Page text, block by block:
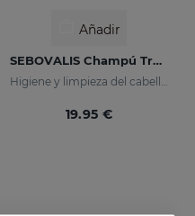
Añadir
SEBOVALIS Champú Tratante
Higiene y limpieza del cabello y cuero cabelludo
19.95 €